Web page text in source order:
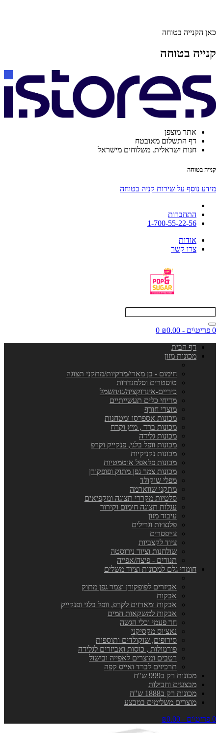
כאן הקנייה בטוחה
קנייה בטוחה
אתר מוצפן
דף התשלום מאובטח
חנות ישראלית. משלוחים מישראל
קנייה בטוחה
מידע נוסף על שירות קניה בטוחה
התחברות
1-700-55-22-56
אודות
צרו קשר
0 פריט\ים - ₪0.00
0
דף הבית
מכונות מזון
חימום - בן מארי/מרקיות/מתקני תצוגה
טוסטרים וסלמנדרות
כיריים-אינדוקציה/גז/חשמל
מדיחי כלים תעשייתיים
מוצרי חורף
מכונות אספרסו ומטחנות
מכונות ברד , מיץ וקרח
מכונות גלידה
מכונות וופל בלגי, פנקייק וקרפ
מכונות נקניקיות
מכונות פלאפל אוטמטיות
מכונות צמר גפן מתוק ופופקורן
מפלי שוקולד
מתקני שווארמה
סלטיות מקררי תצוגה ומקפיאים
עגלות תצוגה חימום וקירור
עיבוד מזון
פלנצ׳ות וגרילים
צ׳יפסרים
ציוד לקצביות
שולחנות וציוד נירוסטה
תנורים - פיצה/אפייה
חומרי גלם למכונות וציוד משלים
אביזרים לפופקורן וצמר גפן מתוק
אבקות
אבקות ומארזים לקרפ, וופל בלגי ופנקייק
אבקות למשקאות חמים
חד פעמי וכלי הגשה
נאצ׳וס מקסיקני
סירופים, שוקולדים ותוספות
פורמולות , כוסות ואביזרים לגלידה
רטבים ומוצרים לאפייה ובישול
תרכיזים לברד ואייס קפה
מכונות רק ב999 ש"ח
מבצעים וחבילות
מכונות רק ב1888 ש"ח
מוצרים משלימים במבצע
0 פריט\ים - ₪0.00